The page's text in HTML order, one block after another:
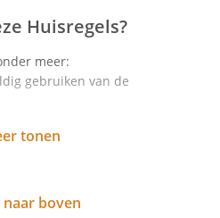
en producten als
of giftige
schoon
Huisregels?
meer:
gebruiken van de
van de kamer en
tonen
naar boven